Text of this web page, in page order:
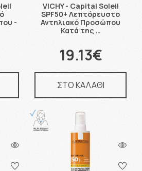
-
VICHY - Capital Soleil
SPF50+ Λεπτόρευστο
Αντηλιακό Προσώπου
Κατά της …
19.13€
ΣΤΟ ΚΑΛΑΘΙ